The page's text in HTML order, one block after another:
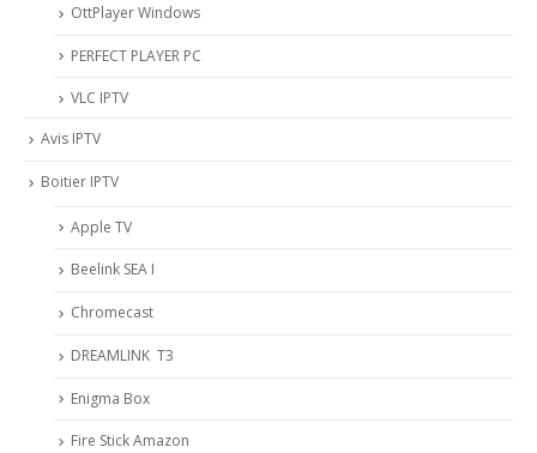
OttPlayer Windows
PERFECT PLAYER PC
VLC IPTV
Avis IPTV
Boitier IPTV
Apple TV
Beelink SEA I
Chromecast
DREAMLINK T3
Enigma Box
Fire Stick Amazon